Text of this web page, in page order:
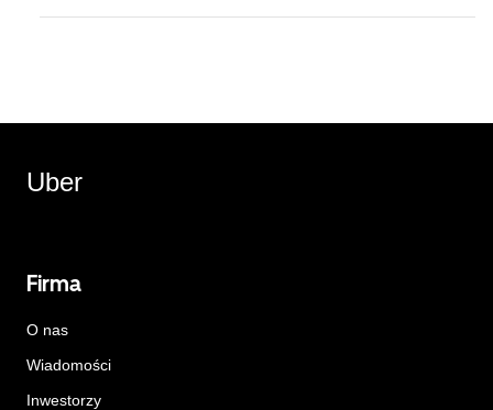
Uber
Firma
O nas
Wiadomości
Inwestorzy